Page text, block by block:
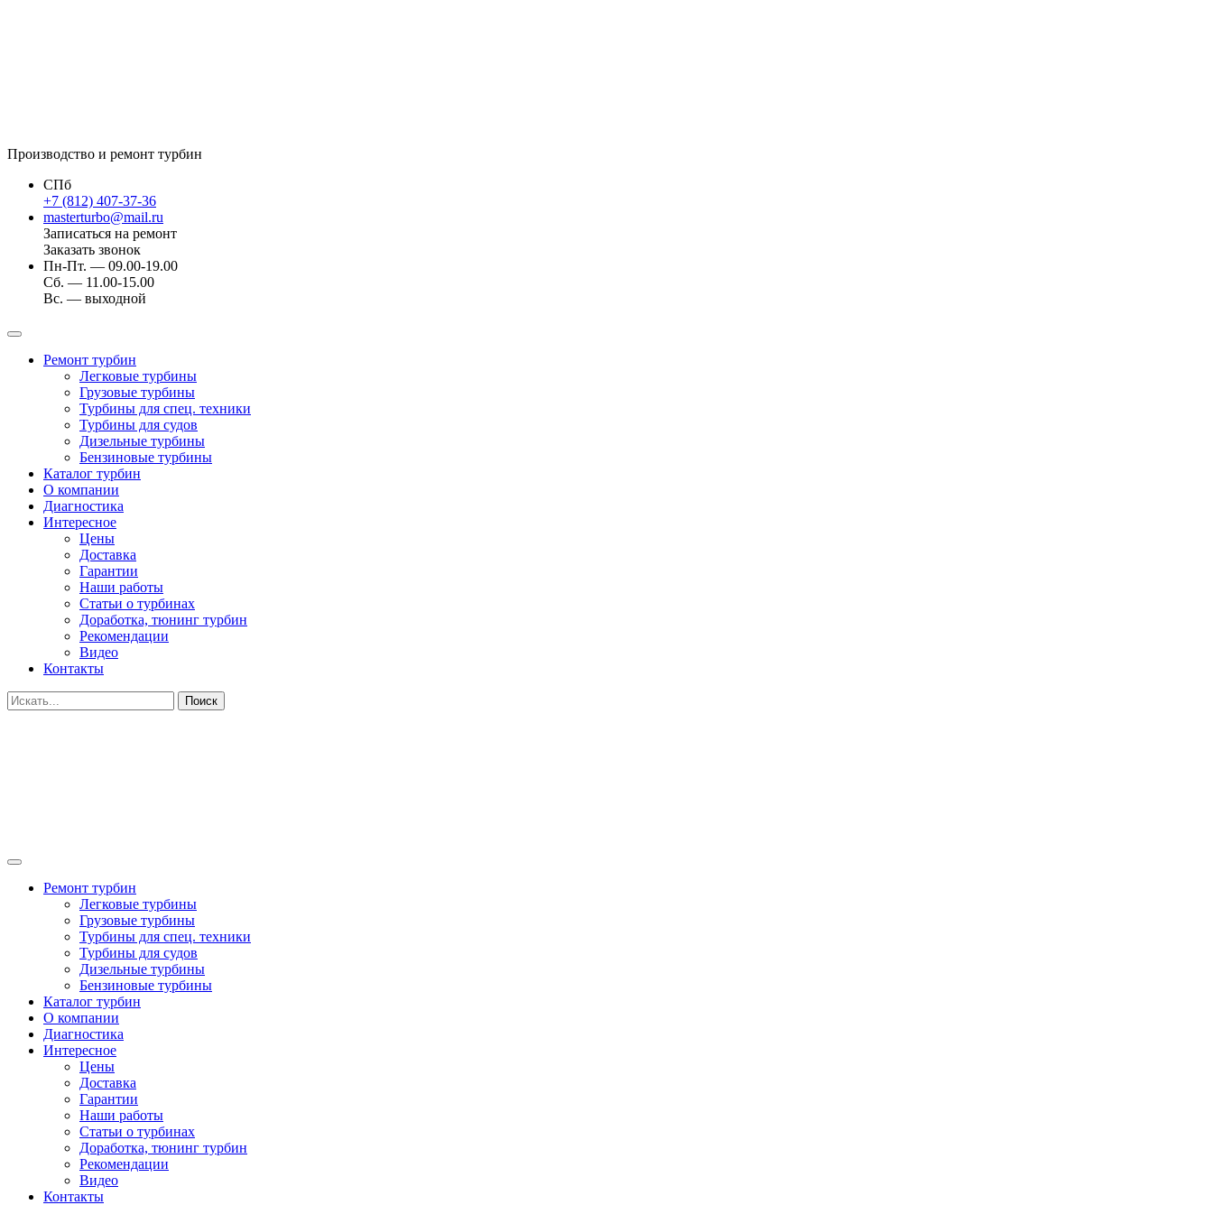
Производство и ремонт турбин
СПб
+7 (812) 407-37-36
masterturbo@mail.ru
Записаться на ремонт
Заказать звонок
Пн-Пт. — 09.00-19.00
Сб. — 11.00-15.00
Вс. — выходной
Ремонт турбин
Легковые турбины
Грузовые турбины
Турбины для спец. техники
Турбины для судов
Дизельные турбины
Бензиновые турбины
Каталог турбин
О компании
Диагностика
Интересное
Цены
Доставка
Гарантии
Наши работы
Статьи о турбинах
Доработка, тюнинг турбин
Рекомендации
Видео
Контакты
Поиск
Ремонт турбин
Легковые турбины
Грузовые турбины
Турбины для спец. техники
Турбины для судов
Дизельные турбины
Бензиновые турбины
Каталог турбин
О компании
Диагностика
Интересное
Цены
Доставка
Гарантии
Наши работы
Статьи о турбинах
Доработка, тюнинг турбин
Рекомендации
Видео
Контакты